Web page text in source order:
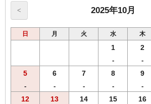
・ウェルカムドリンクとしてワシントンＲ＆Ｂ
ーヒーをご用意！
< 2025年10月
日 月 火 水 木
1
-
2
-
5
-
6
-
7
-
8
-
9
-
12 13 14 15 16